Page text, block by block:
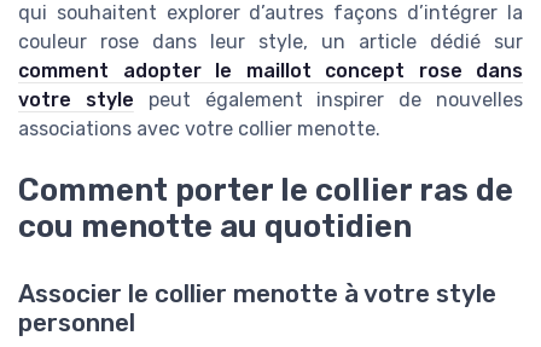
qui souhaitent explorer d’autres façons d’intégrer la
couleur rose dans leur style, un article dédié sur
comment adopter le maillot concept rose dans
votre style peut également inspirer de nouvelles
associations avec votre collier menotte.
Comment porter le collier ras de
cou menotte au quotidien
Associer le collier menotte à votre style
personnel